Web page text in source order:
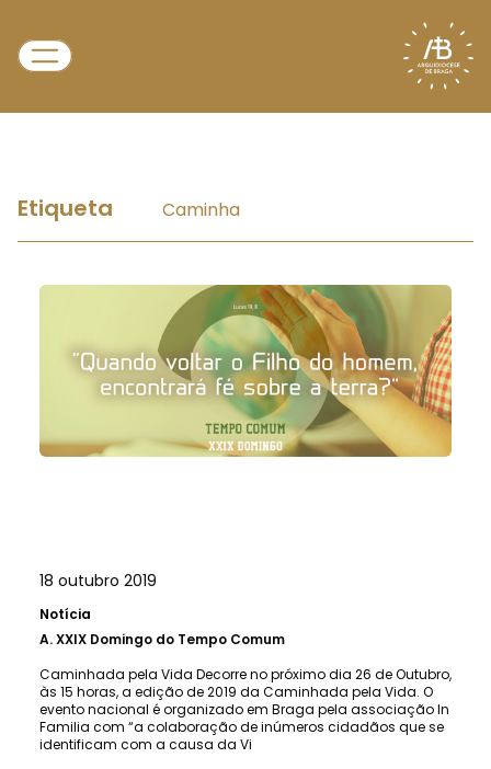
Etiqueta Caminha
18 outubro 2019
Notícia
A.XXIX Domingo do Tempo Comum
Caminhada pela Vida Decorre no próximo dia 26 de Outubro,
às 15 horas, a edição de 2019 da Caminhada pela Vida. O
evento nacional é organizado em Braga pela associação In
Familia com “a colaboração de inúmeros cidadãos que se
identificam com a causa da Vi